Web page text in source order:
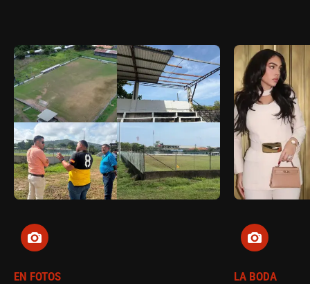
EN FOTOS LA BODA